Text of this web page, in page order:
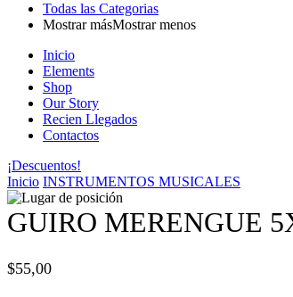
Todas las Categorias
Mostrar másMostrar menos
Inicio
Elements
Shop
Our Story
Recien Llegados
Contactos
¡Descuentos!
Inicio INSTRUMENTOS MUSICALES
GUIRO MERENGUE
$55,00